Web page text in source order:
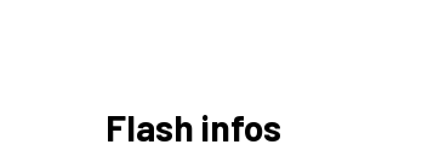
Flash infos